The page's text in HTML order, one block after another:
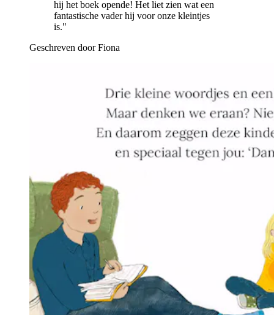
hij het boek opende! Het liet zien wat een
fantastische vader hij voor onze kleintjes
is."
Geschreven door Fiona